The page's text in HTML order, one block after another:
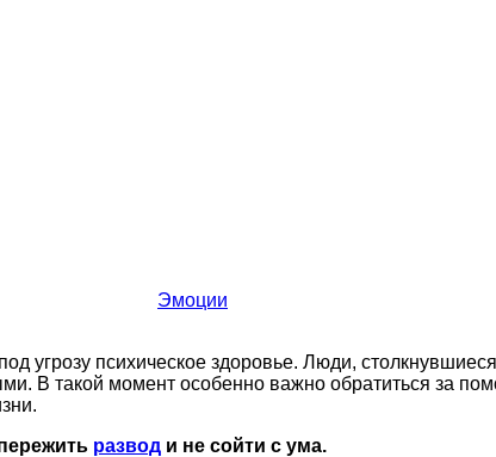
Эмоции
угрозу психическое здоровье. Люди,
В такой момент особенно важно обратиться за
развод и не сойти с ума.